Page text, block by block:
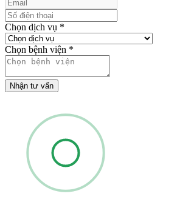
Chọn dịch vụ *
Chọn bệnh viện *
Nhận tư vấn